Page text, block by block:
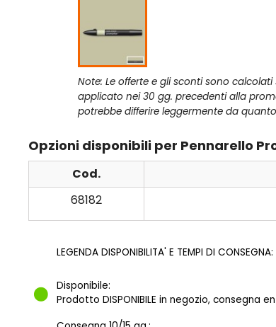
Note: Le offerte e gli sconti sono
applicato nei 30 gg. precedenti alla
potrebbe differire leggermente da
Opzioni disponibili per Pennarello
Cod.
68182
LEGENDA DISPONIBILITA' E TEMPI DI CONSEGNA:
Disponibile:
Prodotto DISPONIBILE in negozio, consegna